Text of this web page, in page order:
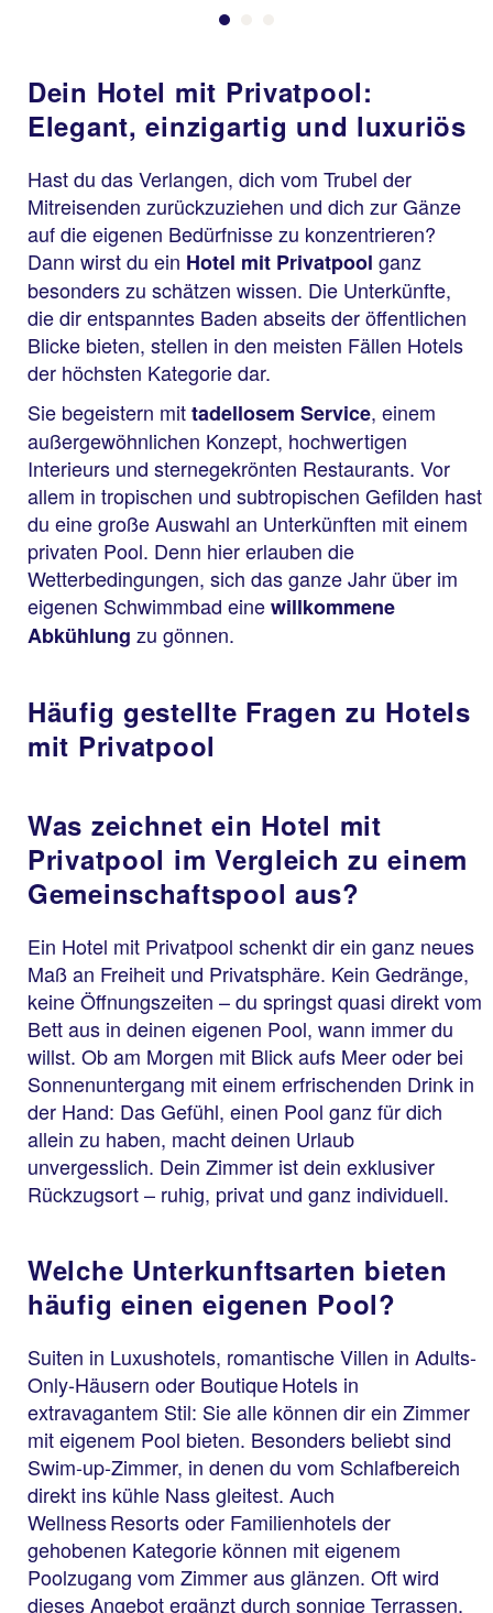
Dein Hotel mit Privatpool:
Elegant, einzigartig und luxuriös
Hast du das Verlangen, dich vom Trubel der
Mitreisenden zurückzuziehen und dich zur Gänze
auf die eigenen Bedürfnisse zu konzentrieren?
Dann wirst du ein Hotel mit Privatpool ganz
besonders zu schätzen wissen. Die Unterkünfte,
die dir entspanntes Baden abseits der öffentlichen
Blicke bieten, stellen in den meisten Fällen Hotels
der höchsten Kategorie dar.
Sie begeistern mittadellosem Service, einem
außergewöhnlichen Konzept, hochwertigen
Interieurs und sternegekrönten Restaurants. Vor
allem in tropischen und subtropischen Gefilden hast
du eine große Auswahl an Unterkünften mit einem
privaten Pool. Denn hier erlauben die
Wetterbedingungen, sich das ganze Jahr über im
eigenen Schwimmbad einewillkommene
Abkühlung zu gönnen.
Häufig gestellte Fragen zu Hotels
mit Privatpool
Was zeichnet ein Hotel mit
Privatpool im Vergleich zu einem
Gemeinschaftspool aus?
Ein Hotel mit Privatpool schenkt dir ein ganz neues
Maß an Freiheit und Privatsphäre. Kein Gedränge,
keine Öffnungszeiten – du springst quasi direkt vom
Bett aus in deinen eigenen Pool, wann immer du
willst. Ob am Morgen mit Blick aufs Meer oder bei
Sonnenuntergang mit einem erfrischenden Drink in
der Hand: Das Gefühl, einen Pool ganz für dich
allein zu haben, macht deinen Urlaub
unvergesslich. Dein Zimmer ist dein exklusiver
Rückzugsort – ruhig, privat und ganz individuell.
Welche Unterkunftsarten bieten
häufig einen eigenen Pool?
Suiten in Luxushotels, romantische Villen in Adults-
Only-Häusern oder Boutique Hotels in
extravagantem Stil: Sie alle können dir ein Zimmer
mit eigenem Pool bieten. Besonders beliebt sind
Swim-up-Zimmer, in denen du vom Schlafbereich
direkt ins kühle Nass gleitest. Auch
Wellness Resorts oder Familienhotels der
gehobenen Kategorie können mit eigenem
Poolzugang vom Zimmer aus glänzen. Oft wird
dieses Angebot ergänzt durch sonnige Terrassen,